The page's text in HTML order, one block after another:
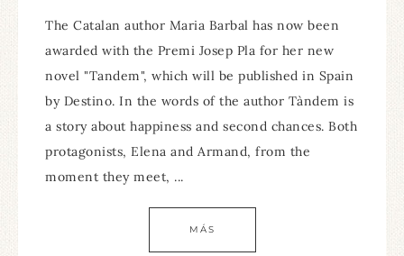
The Catalan author Maria Barbal has now been
awarded with the Premi Josep Pla for her new
novel "Tandem", which will be published in Spain
by Destino. In the words of the author Tàndem is
a story about happiness and second chances. Both
protagonists, Elena and Armand, from the
moment they meet, ...
MÁS